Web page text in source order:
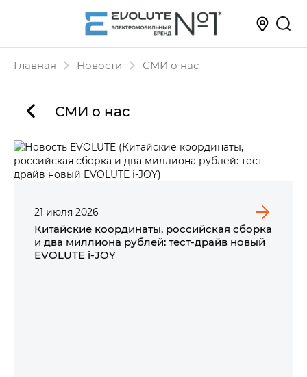
Главная Новости СМИ о нас
СМИ о нас
21 июля 2026
Китайские координаты, российская сборка
и два миллиона рублей: тест-драйв новый
EVOLUTE i‑JOY